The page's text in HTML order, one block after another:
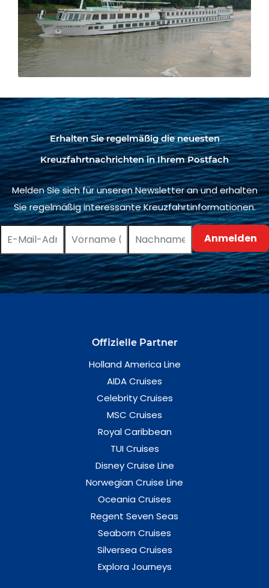
Erhalten Sie regelmäßig die neuesten
Kreuzfahrtnachrichten in Ihrem Postfach
Melden Sie sich für unseren Newsletter an und erhalten
Sie regelmäßig interessante Kreuzfahrtinformationen.
Offizielle Partner
Holland America Line
AIDA Cruises
Celebrity Cruises
MSC Cruises
Royal Caribbean
TUI Cruises
Disney Cruise Line
Norwegian Cruise Line
Oceania Cruises
Regent Seven Seas
Seaborn Cruises
Silversea Cruises
Explora Journeys